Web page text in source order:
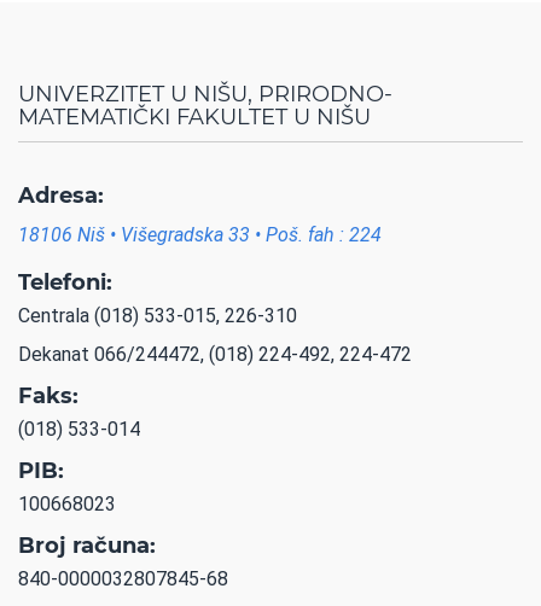
UNIVERZITET U NIŠU, PRIRODNO-
MATEMATIČKI FAKULTET U NIŠU
Adresa:
18106 Niš • Višegradska 33 • Poš. fah : 224
Telefoni:
Centrala (018) 533-015, 226-310
Dekanat 066/244472, (018) 224-492, 224-472
Faks:
(018) 533-014
PIB:
100668023
Broj računa:
840-0000032807845-68